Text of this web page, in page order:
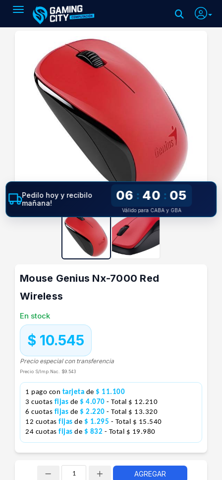
Toggle navigation
Mouse Genius Nx-7000 Red
Wireless
En stock
$ 10.545
Precio especial con transferencia
Precio S/Imp.Nac. $9.543
1 pago con tarjeta de $ 11.100
3 cuotas fijas de $ 4.070 - Total $ 12.210
6 cuotas fijas de $ 2.220 - Total $ 13.320
12 cuotas fijas de $ 1.295 - Total $ 15.540
24 cuotas fijas de $ 832 - Total $ 19.980
Pedilo hoy y recibilo
mañana!
06 : 40 : 04
Válido para CABA y GBA
AGREGAR